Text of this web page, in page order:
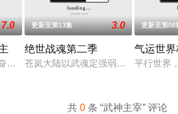
7.0
斗三年，却被恋人柳莺儿与将军之子赵
更新至第13集 3.0
绝世战魂第二季
苍岚大陆以武魂定强弱，秦家少主秦
更新至第08
气运世
平行世界
共0 条 “武神主宰” 评论